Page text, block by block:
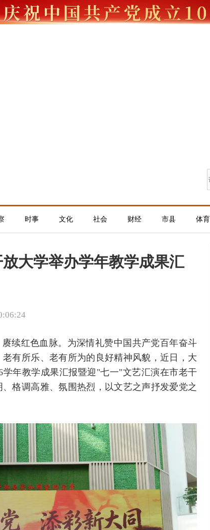
时事 文化 社会 财经 市县 体育
大学举办学年教学成果汇
赓续红色血脉。为深情礼赞中国共产党百年奋斗
有所乐、老有所为的良好精神风貌，近日，大
年教学成果汇报暨迎"七一"文艺汇演在市老干
格调高雅、氛围热烈，以文艺之声抒发爱党之